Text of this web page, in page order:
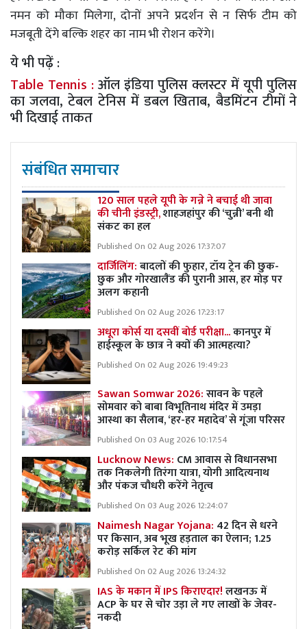
नमन को मौका मिलेगा, दोनों अपने प्रदर्शन से न सिर्फ टीम को
मजबूती देंगे बल्कि शहर का नाम भी रोशन करेंगे।
ये भी पढ़ें :
Table Tennis :ऑल इंडिया पुलिस क्लस्टर में यूपी पुलिस
का जलवा, टेबल टेनिस में डबल खिताब, बैडमिंटन टीमों ने
भी दिखाई ताकत
संबंधित समाचार
120 साल पहले यूपी के गन्ने ने बचाई थी जावा
की चीनी इंडस्ट्री,शाहजहांपुर की ‘चुन्नी’ बनी थी
संकट का हल
Published On 02 Aug 2026 17:37:07
दार्जिलिंग:बादलों की फुहार, टॉय ट्रेन की छुक-
छुक और गोरखालैंड की पुरानी आस, हर मोड़ पर
अलग कहानी
Published On 02 Aug 2026 17:23:17
अधूरा कोर्स या दसवीं बोर्ड परीक्षा...कानपुर में
हाईस्कूल के छात्र ने क्यों की आत्महत्या?
Published On 02 Aug 2026 19:49:23
Sawan Somwar 2026:सावन के पहले
सोमवार को बाबा विभूतिनाथ मंदिर में उमड़ा
आस्था का सैलाब, ‘हर-हर महादेव’ से गूंजा परिसर
Published On 03 Aug 2026 10:17:54
Lucknow News: CM आवास से विधानसभा
तक निकलेगी तिरंगा यात्रा, योगी आदित्यनाथ
और पंकज चौधरी करेंगे नेतृत्व
Published On 03 Aug 2026 12:24:07
Naimesh Nagar Yojana: 42 दिन से धरने
पर किसान, अब भूख हड़ताल का ऐलान; 1.25
करोड़ सर्किल रेट की मांग
Published On 02 Aug 2026 13:24:32
IAS के मकान में IPS किराएदार!लखनऊ में
ACP के घर से चोर उड़ा ले गए लाखों के जेवर-
नकदी